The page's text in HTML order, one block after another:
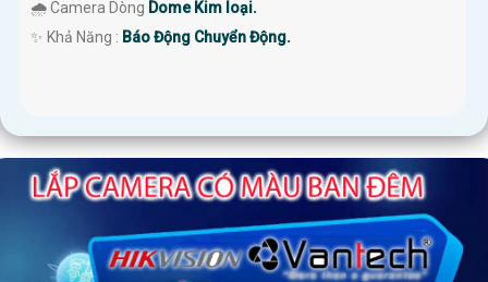
🌧️ Camera Dòng Dome Kim loại.
️✨ Khả Năng : Báo Động Chuyển Động.